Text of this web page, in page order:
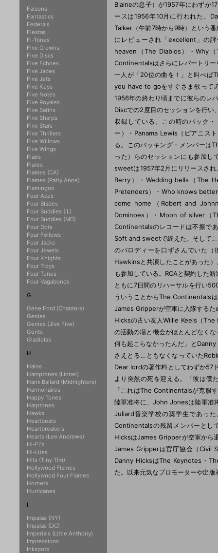
Blaineの息子）が1957年にわずか
ースは1956年10月に行われた。
Talker（午前7時から9時）という
にレビューされ「excellent」の
heaven（The Diablos）・Why
Continentalsはさらにレパートリー
一人が「20位の曲を！」と叫べ
you have to goをすぐさま歌って
1956年の終わり頃までに彼らのレ
Discでの2度目のセッションを行
収録している。この時のバック
ー）・Panama Lewis（ピアニス
る。このバッキング・メンバー
った）らのセッションにも参加
sweetは1957年2月にリリースさ
Berry）・Wedding bells（The
Pretenders）・Who knows
come home（Robert and
Dominoes）・Moon of silver（
Continentalsのレコードは不振で
Soft and sweetで終えた。そして
のパロディーを口ずさんでいた
Hawkinsと共演したことがあった
も参加している。RCAと契約した
ともに7日間のリハーサルを行い
ういうことからThe Continentals
James Gripperが空軍に入隊するた
Hicksの古い友人Willie Keels（The
の活動の場と機会がほとんどなく
何も起こらなかったんだ」と
さえとることもなくなっていた
Dear lordの著作料としてわずか57
より突然の死を迎える。「彼は僕
「これはThe Continentalsが克服
陸軍准将に、John Jonesは陸軍准
Juliard音楽学校の奨学生であっ
Continentalsの残留メンバーとし
HicksはJames Gripperが空軍から
James Gripperは官庁協会（Civil
Danny HicksはThe Keynotes・
た。以来元気なプロモーターや出
Falcons
Fantastics
Federals
Fiestas
Fi-Tones
Five Crowns
Five Discs
Five Echoes
Five Jades
Five Jets
Five Keys
Five Notes
Five Royales
Five Satins
Five Sharps
Five Stars
Five Thrillers
Five Willows
Five Wings
Flairs
Flares
Flames (CA)
Flames (Patty Anne)
Flamingos
Four Aces
Four Blades
Four Buddies (IL)
Four Buddies (MD)
Four Dots
Four Fellows
Four Jacks
Four Jewels
Four Knights
Four Troys
Four Tunes
Four Vagabonds
G
Gene Ford (Chanters)
Genies
Genies (Jive Five)
Gents
Gladiolas
H
Halos
Hamptones (Lionel)
Hank Ballard (Midnighters)
Harmonaires
Happy Tones
Harptones
Hawks
Heartbeats
Heartbreakers
Hearts (Lee Andrews)
Hi-Fi's
Hi-Lites
Hits (Tiny Tim)
Hollywood Flames
Hollywood Four Flames
Hornets
Hurricanes
I
Impalas (NY)
Impalas (DC)
Imperials (Little Anthony)
Impressions
Inkspots